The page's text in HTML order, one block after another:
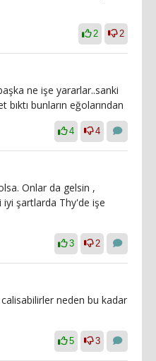
2 2
ne işe yararlar..sanki
bıktı bunların eğolarından
4 4
Onlar da gelsin ,
şartlarda Thy'de işe
3 2
neden bu kadar
5 3